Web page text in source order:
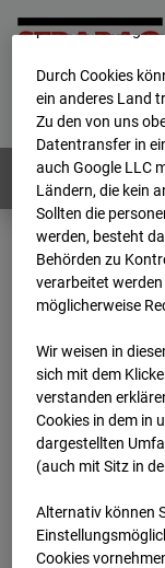
Home E-Mail
Deutsch /
Webcams:
Home
BC-120 -
2026
BC-
Stuttgart
Durch Cookies
ein anderes Land
Zu den von uns
Datentransfer in
auch Google LLC
Ländern, die kein
Sollten die
werden, besteht
Behörden zu
verarbeitet
möglicherweise
Wir weisen in
sich mit dem
ver­standen
Cookies in dem in
dargestellten
(auch mit Sitz in
Alternativ können
Cookies